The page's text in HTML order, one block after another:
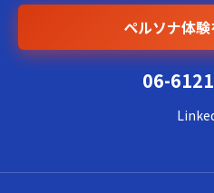
ペルソナ体
06-